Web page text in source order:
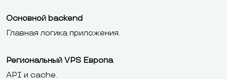
Основной backend
Главная логика приложения.
Региональный VPS Европа
API и cache.